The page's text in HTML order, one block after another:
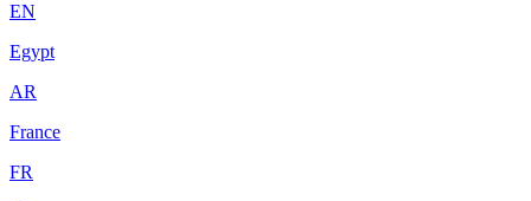
EN
Egypt
AR
France
FR